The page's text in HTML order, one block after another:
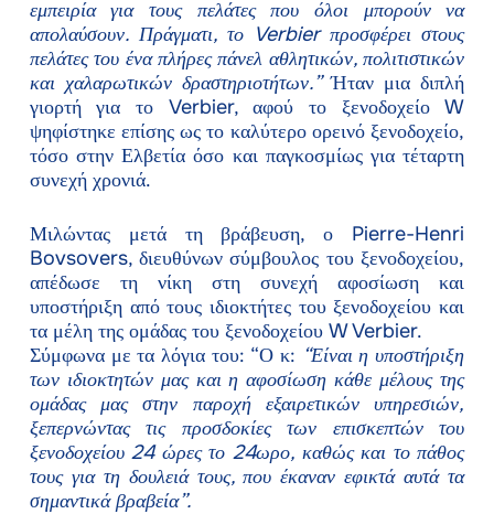
εμπειρία για τους πελάτες που όλοι μπορούν να
απολαύσουν. Πράγματι, το Verbier προσφέρει στους
πελάτες του ένα πλήρες πάνελ αθλητικών, πολιτιστικών
και χαλαρωτικών δραστηριοτήτων.”Ήταν μια διπλή
γιορτή για το Verbier, αφού το ξενοδοχείο W
ψηφίστηκε επίσης ως το καλύτερο ορεινό ξενοδοχείο,
τόσο στην Ελβετία όσο και παγκοσμίως για τέταρτη
συνεχή χρονιά.
Μιλώντας μετά τη βράβευση, ο Pierre-Henri
Bovsovers, διευθύνων σύμβουλος του ξενοδοχείου,
απέδωσε τη νίκη στη συνεχή αφοσίωση και
υποστήριξη από τους ιδιοκτήτες του ξενοδοχείου και
τα μέλη της ομάδας του ξενοδοχείου W Verbier.
Σύμφωνα με τα λόγια του: “Ο κ: “Είναι η υποστήριξη
των ιδιοκτητών μας και η αφοσίωση κάθε μέλους της
ομάδας μας στην παροχή εξαιρετικών υπηρεσιών,
ξεπερνώντας τις προσδοκίες των επισκεπτών του
ξενοδοχείου 24 ώρες το 24ωρο, καθώς και το πάθος
τους για τη δουλειά τους, που έκαναν εφικτά αυτά τα
σημαντικά βραβεία”.